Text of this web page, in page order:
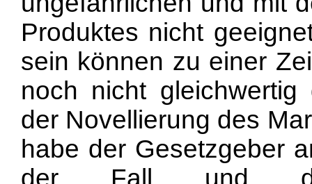
Produktes nicht
sein können zu einer
noch nicht
der Novellierung des
habe der Gesetzgeber
der Fall und die